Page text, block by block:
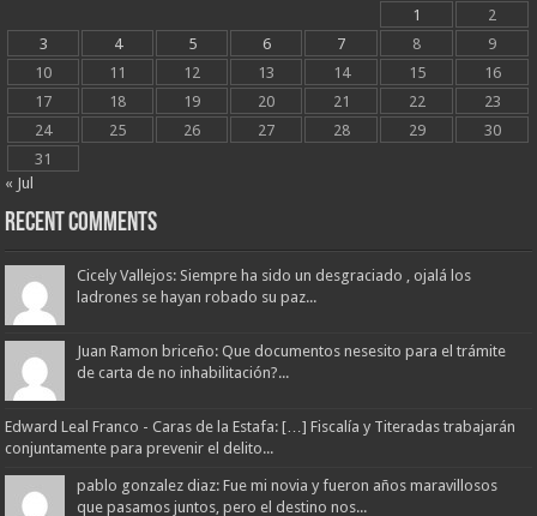
1
2
3
4 5 6 7 8
9
10
11 12 13 14 15
16
17
18 19 20 21 22
23
24
25 26 27 28 29
30
31
« Jul
Recent Comments
Cicely Vallejos: Siempre ha sido un desgraciado , ojalá los
ladrones se hayan robado su paz...
Juan Ramon briceño: Que documentos nesesito para el trámite
de carta de no inhabilitación?...
Edward Leal Franco - Caras de la Estafa: […] Fiscalía y Titeradas trabajarán
conjuntamente para prevenir el delito...
pablo gonzalez diaz: Fue mi novia y fueron años maravillosos
que pasamos juntos, pero el destino nos...